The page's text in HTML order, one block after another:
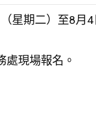
星期二）至8月
處現場報名。